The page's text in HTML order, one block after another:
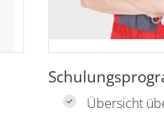
Übersicht